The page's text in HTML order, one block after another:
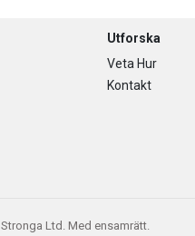
Utforska
Veta Hur
Kontakt
Ltd. Med ensamrätt.